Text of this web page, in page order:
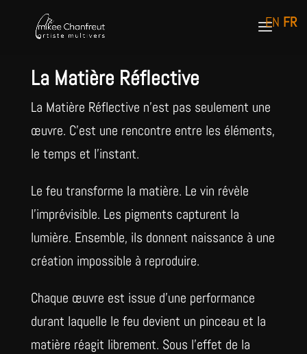
La Matière Réflective
La Matière Réflective n'est pas seulement une
œuvre. C'est une rencontre entre les éléments,
le temps et l'instant.
Le feu transforme la matière. Le vin révèle
l'imprévisible. Les pigments capturent la
lumière. Ensemble, ils donnent naissance à une
création impossible à reproduire.
Chaque œuvre est issue d'une performance
durant laquelle le feu devient un pinceau et la
matière réagit librement. Sous l'effet de la
EN FR